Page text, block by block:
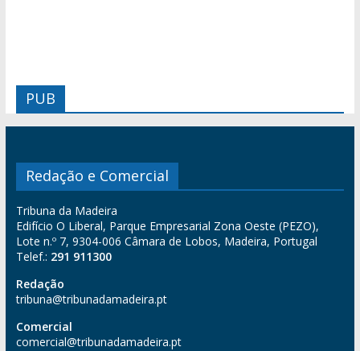
PUB
Redação e Comercial
Tribuna da Madeira
Edifício O Liberal, Parque Empresarial Zona Oeste (PEZO),
Lote n.º 7, 9304-006 Câmara de Lobos, Madeira, Portugal
Telef.: 291 911300
Redação
tribuna@tribunadamadeira.pt
Comercial
comercial@tribunadamadeira.pt